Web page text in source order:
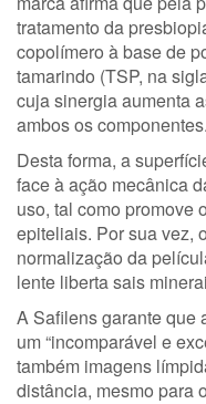
tratamento da
copolímero à base de
tamarindo (TSP, na
cuja sinergia aumenta
ambos os componentes.
Desta forma, a
face à ação mecânica
uso, tal como promove
epiteliais. Por sua vez,
normalização da
lente liberta sais
A Safilens garante que
um “incomparável e
também imagens
distância, mesmo para